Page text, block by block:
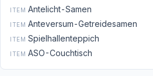
ITEM Antelicht-Samen
ITEM Anteversum-Getreidesamen
ITEM Spielhallenteppich
ITEM ASO-Couchtisch